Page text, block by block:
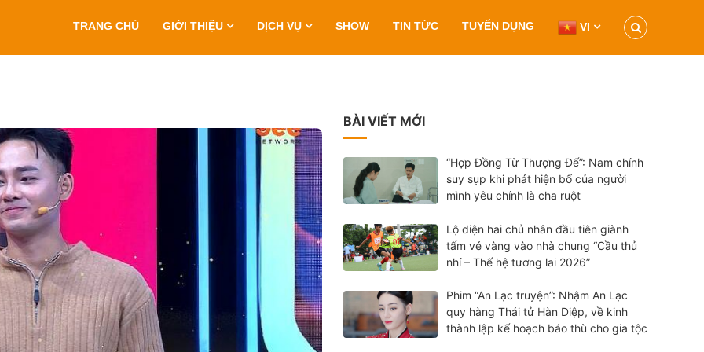
TRANG CHỦ GIỚI THIỆU DỊCH VỤ SHOW TIN TỨC TUYỂN DỤNG VI
BÀI VIẾT MỚI
“Hợp Đồng Từ Thượng Đế”: Nam chính
suy sụp khi phát hiện bố của người
mình yêu chính là cha ruột
Lộ diện hai chủ nhân đầu tiên giành
tấm vé vàng vào nhà chung “Cầu thủ
nhí – Thế hệ tương lai 2026”
Phim “An Lạc truyện”: Nhậm An Lạc
quy hàng Thái tử Hàn Diệp, về kinh
thành lập kế hoạch báo thù cho gia tộc